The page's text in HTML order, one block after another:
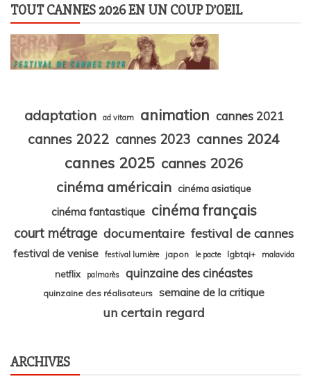
TOUT CANNES 2026 EN UN COUP D’OEIL
adaptation ad vitam animation cannes 2021
cannes 2022 cannes 2023 cannes 2024
cannes 2025 cannes 2026
cinéma américain
cinéma asiatique
cinéma fantastique cinéma français
court métrage documentaire festival de cannes
festival de venise festival lumière japon le pacte lgbtqi+ malavida
netflix palmarès quinzaine des cinéastes
quinzaine des réalisateurs semaine de la critique
un certain regard
ARCHIVES